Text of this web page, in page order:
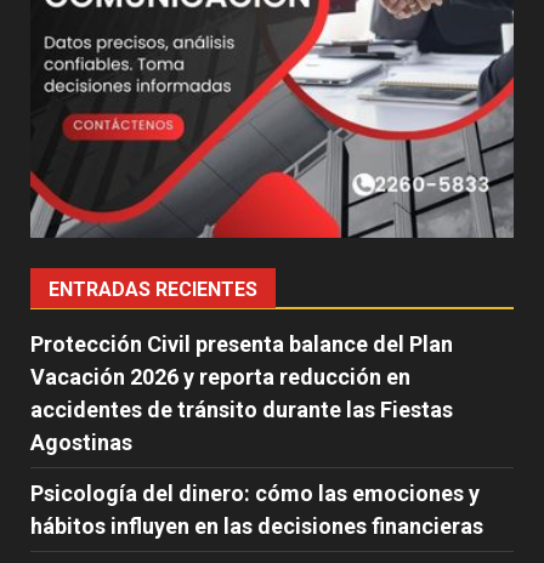
ENTRADAS RECIENTES
Protección Civil presenta balance del Plan
Vacación 2026 y reporta reducción en
accidentes de tránsito durante las Fiestas
Agostinas
Psicología del dinero: cómo las emociones y
hábitos influyen en las decisiones financieras